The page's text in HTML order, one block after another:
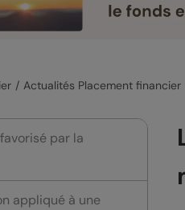
Actualités Placement financier
par la
appliqué à une